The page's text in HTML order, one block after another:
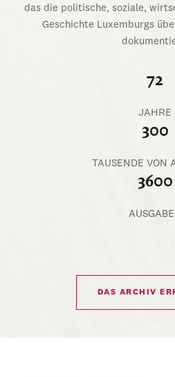
das die politische, soziale,
Geschichte Luxemburgs
72
JAHRE
300
TAUSENDE VON
3600
DAS ARCHIV